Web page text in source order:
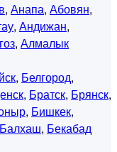
, Анапа, Абовян,
, Андижан,
, Алмалык
, Белгород,
, Братск, Брянск,
, Бишкек,
Балхаш, Бекабад